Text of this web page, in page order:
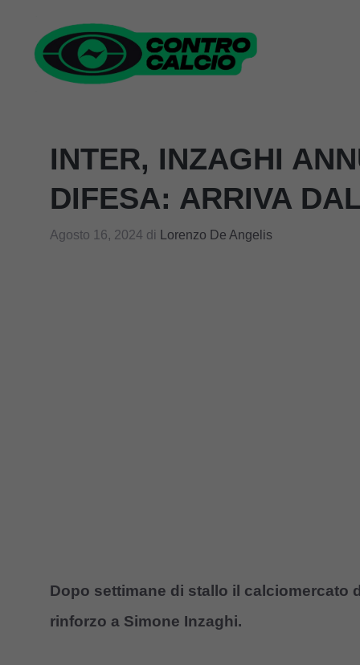
contenuto
INTER, INZAGHI
DIFESA: ARRIVA
Agosto 16, 2024 di Lorenzo De Angelis
Dopo settimane di stallo il calciomercato
rinforzo a Simone Inzaghi.